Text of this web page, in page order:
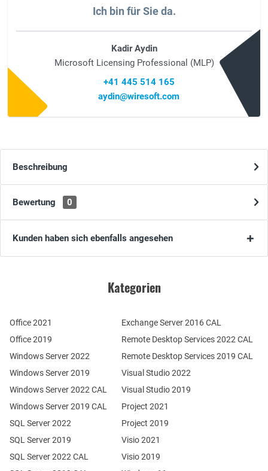
Ich bin für Sie da.
Kadir Aydin
Microsoft Licensing Professional (MLP)
+41 445 514 165
aydin@wiresoft.com
Beschreibung
Bewertung 0
Kunden haben sich ebenfalls angesehen
Kategorien
Office 2021
Office 2019
Windows Server 2022
Windows Server 2019
SQL Server 2022
SQL Server 2019
Windows Server 2022 CAL
Windows Server 2019 CAL
SQL Server 2022 CAL
Remote Desktop Services 2022 CAL
Remote Desktop Services 2019 CAL
Exchange Server 2016 CAL
Visual Studio 2022
Visual Studio 2019
Project 2021
Project 2019
Visio 2021
Visio 2019